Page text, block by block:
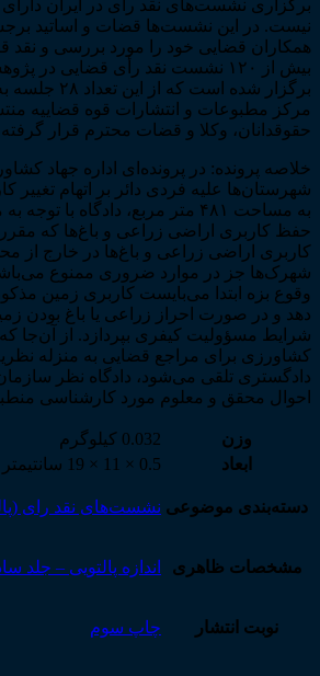
برگزاری نشست‌های نقد رأی در ایران
نیست. در این نشست‌ها قضات و اساتید
همکاران قضایی خود را مورد بررسی و نقد
بیش از ۱۲۰ نشست نقد رأی قضایی در
برگزار شده
مرکز مطبوعات و انتشارات قوه قضاییه
حقوقدانان، وکلا و قضات محترم قرار
خلاصه پرونده: در پرونده‌ای اداره جهاد
شهرستان‌ها علیه فردی دائر بر اتهام تغییر
به مساحت ۴۸۱ متر مربع، دادگاه با
حفظ کاربری اراضی زراعی و باغ‌ها که مقرر
کاربری اراضی زراعی و باغ‌ها در خارج از
شهرک‌ها جز در موارد ضروری ممنوع
وقوع بزه ابتدا می‌بایست کاربری زمین
دهد و در صورت احراز زراعی یا باغ بودن
شرایط مسؤولیت کیفری بپردازد. از آن‌جا
کشاورزی برای مراجع قضایی به منزله
دادگستری تلقی می‌شود، دادگاه نظر سازمان
احوال محقق و معلوم مورد کارشناسی
وزن
0.032 کیلوگرم
ابعاد
0.5 × 11 × 19 سانتیمتر
دسته‌بندی موضوعی نشست‌های نقد رای
مشخصات ظاهری اندازه پالتویی – جلد
نوبت انتشار چاپ سوم